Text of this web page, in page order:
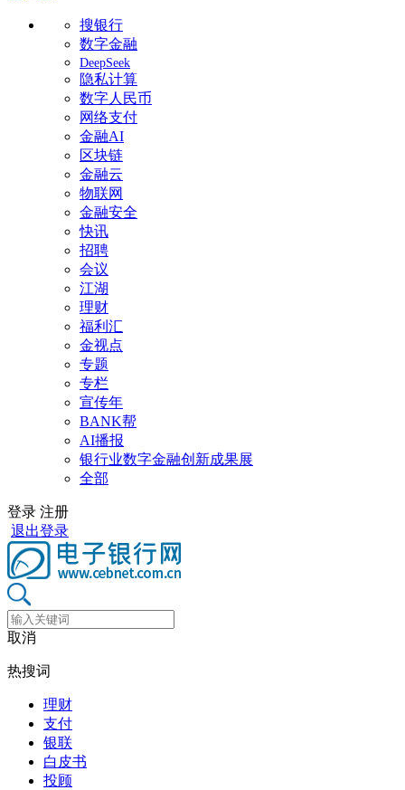
搜银行
数字金融
DeepSeek
隐私计算
数字人民币
网络支付
金融AI
区块链
金融云
物联网
金融安全
快讯
招聘
会议
江湖
理财
福利汇
金视点
专题
专栏
宣传年
BANK帮
AI播报
银行业数字金融创新成果展
全部
登录 注册
退出登录
取消
热搜词
理财
支付
银联
白皮书
投顾